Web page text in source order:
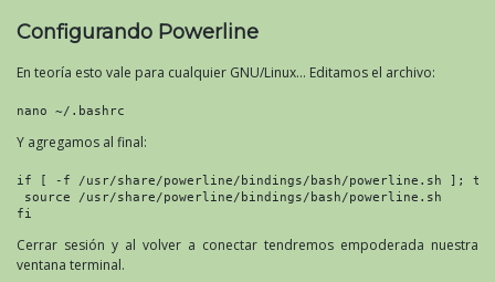
Configurando Powerline
En teoría esto vale para cualquier GNU/Linux… Editamos el archivo:
nano ~/.bashrc
Y agregamos al final:
if [ -f /usr/share/powerline/bindings/bash/powerline.sh ];
source /usr/share/powerline/bindings/bash/powerline.sh
fi
Cerrar sesión y al volver a conectar tendremos empoderada nuestra
ventana terminal.